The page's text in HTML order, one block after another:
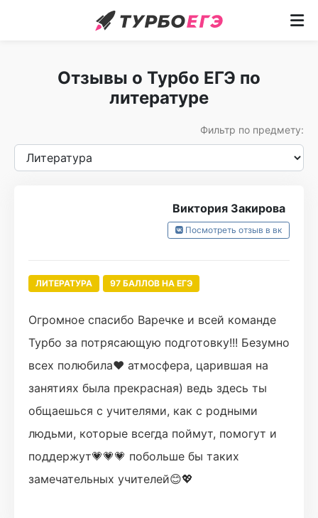
Как учим
Отзывы
Отзывы о Турбо ЕГЭ по
литературе
Фильтр по предмету:
Виктория Закирова
Посмотреть отзыв в вк
ЛИТЕРАТУРА 97 БАЛЛОВ НА ЕГЭ
Огромное спасибо Варечке и всей команде
Турбо за потрясающую подготовку!!! Безумно
всех полюбила❤ атмосфера, царившая на
занятиях была прекрасная) ведь здесь ты
общаешься с учителями, как с родными
людьми, которые всегда поймут, помогут и
поддержут💗💗💗 побольше бы таких
замечательных учителей😊💖